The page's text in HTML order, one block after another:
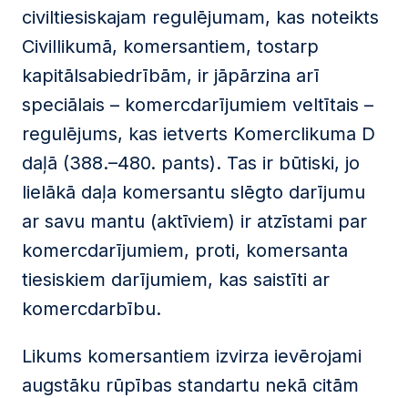
civiltiesiskajam regulējumam, kas noteikts
Civillikumā, komersantiem, tostarp
kapitālsabiedrībām, ir jāpārzina arī
speciālais – komercdarījumiem veltītais –
regulējums, kas ietverts Komerclikuma D
daļā (388.–480. pants). Tas ir būtiski, jo
lielākā daļa komersantu slēgto darījumu
ar savu mantu (aktīviem) ir atzīstami par
komercdarījumiem, proti, komersanta
tiesiskiem darījumiem, kas saistīti ar
komercdarbību.
Likums komersantiem izvirza ievērojami
augstāku rūpības standartu nekā citām